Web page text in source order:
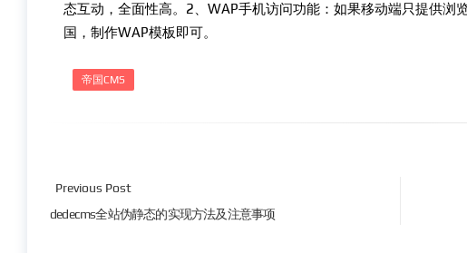
态互动，全面性高。2、WAP手机访问功能：如果移动端只提供浏
国，制作WAP模板即可。
帝国CMS
Previous Post
dedecms全站伪静态的实现方法及注意事项